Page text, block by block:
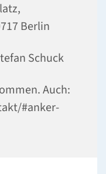
Berlin
Schuck
Auch:
#anker-